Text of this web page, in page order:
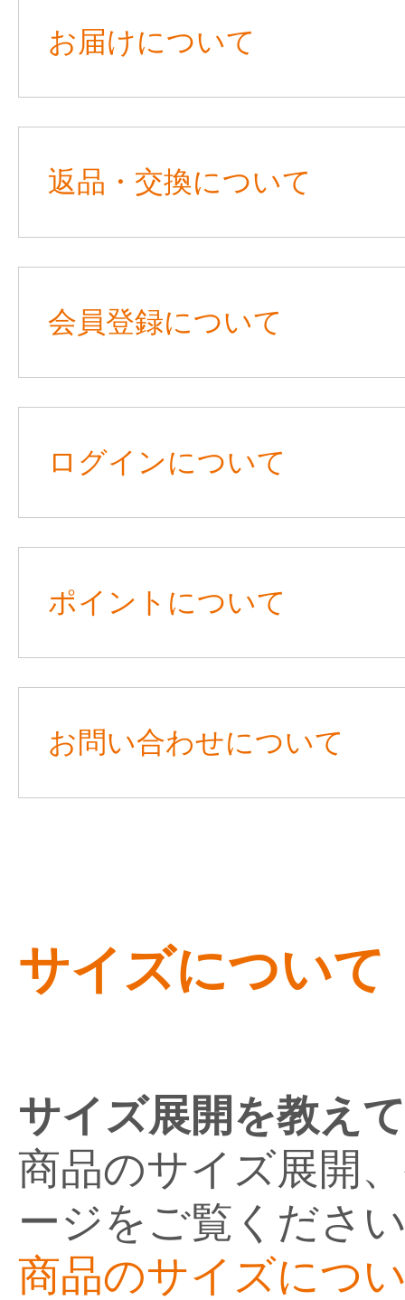
お届けについて
返品・交換について
会員登録について
ログインについて
ポイントについて
お問い合わせについて
サイズについて
サイズ展開を教え
商品のサイズ展開
ージをご覧くださ
商品のサイズにつ